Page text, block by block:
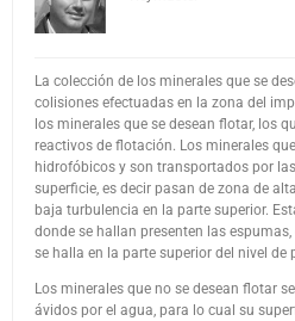
La colección de los minerales que se
colisiones efectuadas en la zona del
los minerales que se desean flotar, los
reactivos de flotación. Los minerales
hidrofóbicos y son transportados por
superficie, es decir pasan de zona de
baja turbulencia en la parte superior.
donde se hallan presenten las
se halla en la parte superior del nivel de
Los minerales que no se desean flotar
ávidos por el agua, para lo cual su